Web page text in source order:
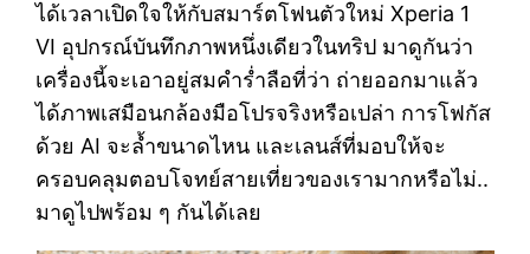
ได้เวลาเปิดใจให้กับสมาร์ตโฟนตัวใหม่ Xperia 1
VI อุปกรณ์บันทึกภาพหนึ่งเดียวในทริป มาดูกันว่า
เครื่องนี้จะเอาอยู่สมคำร่ำลือที่ว่า ถ่ายออกมาแล้ว
ได้ภาพเสมือนกล้องมือโปรจริงหรือเปล่า การโฟกัส
ด้วย AI จะล้ำขนาดไหน และเลนส์ที่มอบให้จะ
ครอบคลุมตอบโจทย์สายเที่ยวของเรามากหรือไม่..
มาดูไปพร้อม ๆ กันได้เลย